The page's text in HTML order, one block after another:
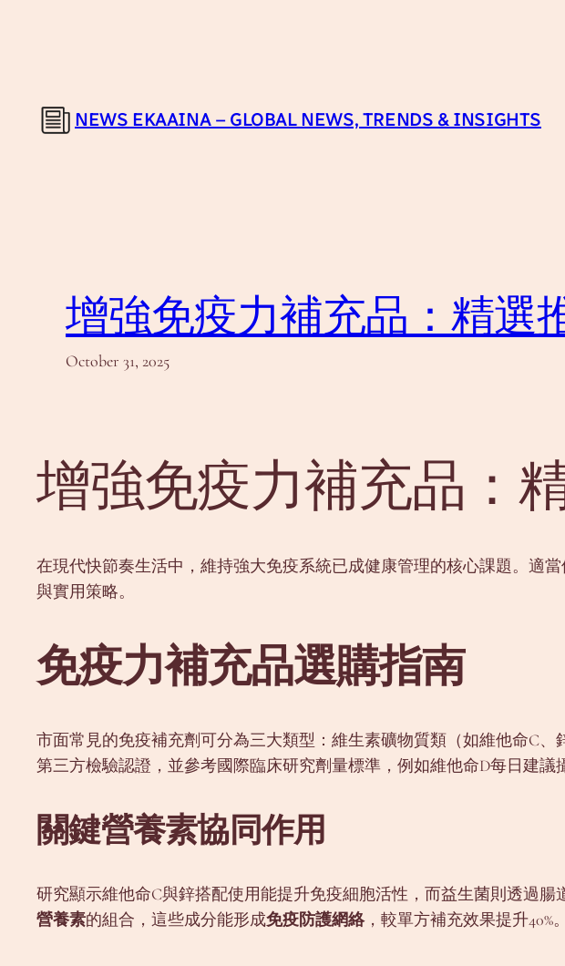
NEWS EKAAINA – GLOBAL NEWS, TRENDS & INSIGHTS
增強免疫力補充品：精選
October 31, 2025
增強免疫力補充品：
在現代快節奏生活中，維持強大免疫系統已成健康管理的核心課題。適當
與實用策略。
免疫力補充品選購指南
市面常見的免疫補充劑可分為三大類型：維生素礦物質類（如維他命C
第三方檢驗認證，並參考國際臨床研究劑量標準，例如維他命D每日建議
關鍵營養素協同作用
研究顯示維他命C與鋅搭配使用能提升免疫細胞活性，而益生菌則透過
營養素的組合，這些成分能形成免疫防護網絡，較單方補充效果提升40%。